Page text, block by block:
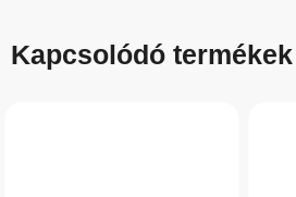
Kapcsolódó termékek